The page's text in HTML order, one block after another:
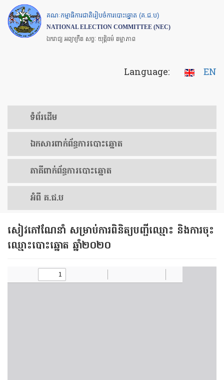
Skip
to
main
គណៈកម្មាធិការជាតិរៀបចំការបោះឆ្នោត (គ.ជ.ប)
NATIONAL ELECTION COMMITTEE (NEC)
ឯករាជ្យ អព្យាក្រឹត សច្ចៈ យុត្តិធម៌ តម្លាភាព
Language: EN
ទំព័រ​ដើម
ឯកសារ​ពាក់ព័ន្ធ​ការ​បោះឆ្នោត
​ភាគីពាក់ព័ន្ធ​​ការ​បោះឆ្នោត
អំពី គ.ជ.ប
សៀវភៅណែនាំ សម្រាប់ការពិនិត្យបញ្ជីឈ្មោះ និងការចុះ
ឈ្មោះបោះឆ្នោត ឆ្នាំ២០២០